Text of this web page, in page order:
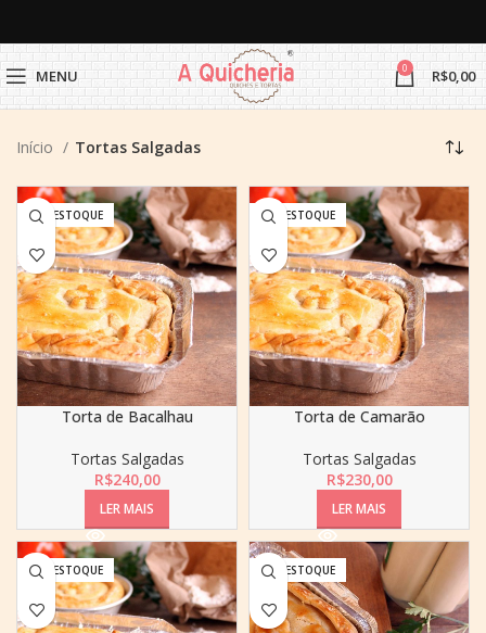
MENU 0 R$0,00
Início Tortas Salgadas
SEM ESTOQUE
Torta de Bacalhau
Tortas Salgadas
R$240,00
LER MAIS
SEM ESTOQUE
Torta de Camarão
Tortas Salgadas
R$230,00
LER MAIS
SEM ESTOQUE SEM ESTOQUE